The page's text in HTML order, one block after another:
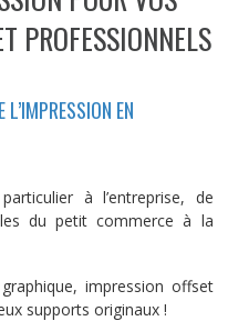
PROFESSIONNELS
EN
à l’entreprise, de
du petit commerce à la
impression offset
supports originaux !